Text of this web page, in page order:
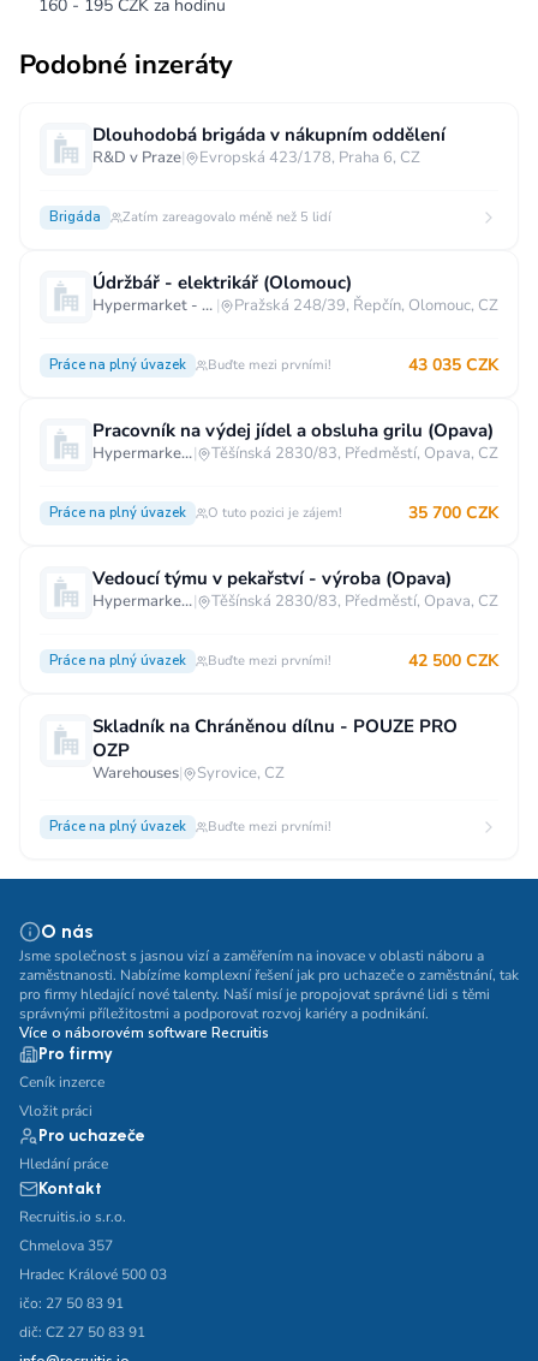
160 - 195 CZK za hodinu
Podobné inzeráty
Dlouhodobá brigáda v nákupním oddělení
R&D v Praze| Evropská 423/178, Praha 6, CZ
Brigáda Zatím zareagovalo méně než 5 lidí
Údržbář - elektrikář (Olomouc)
Hypermarket - Olomouc | Pražská 248/39, Řepčín, Olomouc, CZ
Práce na plný úvazek Buďte mezi prvními! 43 035 CZK
Pracovník na výdej jídel a obsluha grilu (Opava)
Hypermarket - Opava| Těšínská 2830/83, Předměstí, Opava, CZ
Práce na plný úvazek O tuto pozici je zájem! 35 700 CZK
Vedoucí týmu v pekařství - výroba (Opava)
Hypermarket - Opava| Těšínská 2830/83, Předměstí, Opava, CZ
Práce na plný úvazek Buďte mezi prvními! 42 500 CZK
Skladník na Chráněnou dílnu - POUZE PRO
OZP
Warehouses| Syrovice, CZ
Práce na plný úvazek Buďte mezi prvními!
O nás
Jsme společnost s jasnou vizí a zaměřením na inovace v oblasti náboru a
zaměstnanosti. Nabízíme komplexní řešení jak pro uchazeče o zaměstnání, tak
pro firmy hledající nové talenty. Naší misí je propojovat správné lidi s těmi
správnými příležitostmi a podporovat rozvoj kariéry a podnikání.
Více o náborovém software Recruitis
Pro firmy
Ceník inzerce
Vložit práci
Pro uchazeče
Hledání práce
Kontakt
Recruitis.io s.r.o.
Chmelova 357
Hradec Králové 500 03
ičo: 27 50 83 91
dič: CZ 27 50 83 91